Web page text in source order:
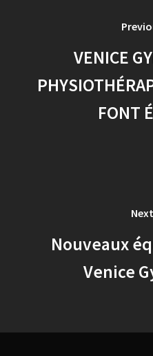
VENICE
FONT
Nouveaux
Venice